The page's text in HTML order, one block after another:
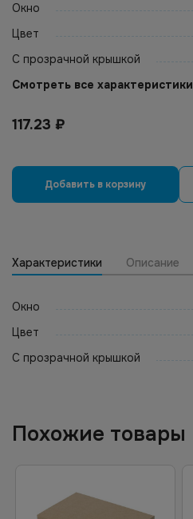
Окно
Цвет
С прозрачной крышкой
Смотреть все характеристики
117.23 ₽
Добавить в корзину
Характеристики Описание
Окно
Цвет
С прозрачной крышкой
Похожие товары